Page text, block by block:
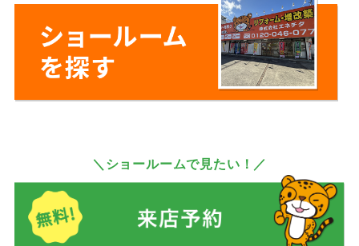
＼ショールームで見たい！／